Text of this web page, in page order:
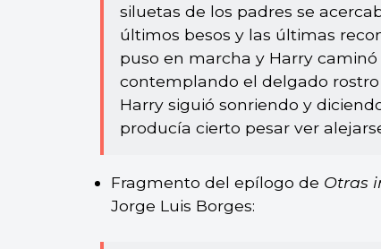
siluetas de los padres se
últimos besos y las últimas
puso en marcha y Harry
contemplando el delgado
Harry siguió sonriendo y
producía cierto pesar ver
Fragmento del epílogo de Otras
Jorge Luis Borges: